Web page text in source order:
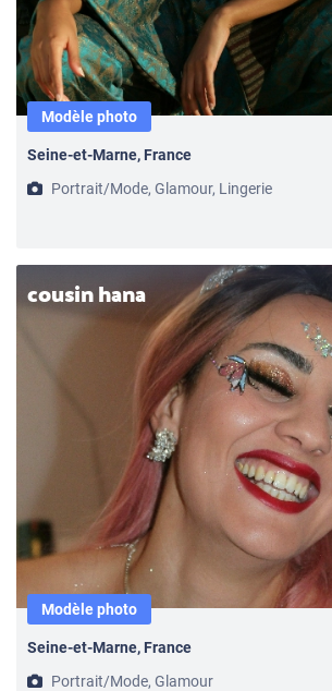
Modèle photo
Seine-et-Marne, France
Portrait/Mode, Glamour, Lingerie
cousin hana
Modèle photo
Seine-et-Marne, France
Portrait/Mode, Glamour